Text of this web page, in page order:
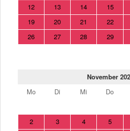
12
13 14 15
19
20 21 22
26
27 28 29
November
Mo
Di Mi Do
2
3 4 5